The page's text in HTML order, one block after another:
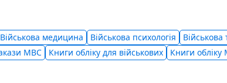
Військова медицина Військова психологія
Військова
МВС Книги обліку для військових
Книги